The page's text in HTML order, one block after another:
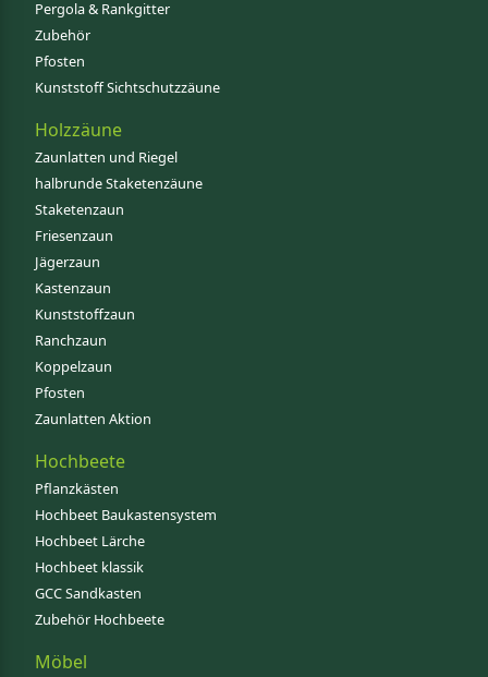
Pergola & Rankgitter
Zubehör
Pfosten
Kunststoff Sichtschutzzäune
Holzzäune
Zaunlatten und Riegel
halbrunde Staketenzäune
Staketenzaun
Friesenzaun
Jägerzaun
Kastenzaun
Kunststoffzaun
Ranchzaun
Koppelzaun
Pfosten
Zaunlatten Aktion
Hochbeete
Pflanzkästen
Hochbeet Baukastensystem
Hochbeet Lärche
Hochbeet klassik
GCC Sandkasten
Zubehör Hochbeete
Möbel